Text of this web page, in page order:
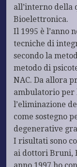
all’interno della
Bioelettronica.
Il 1995 è l’anno
tecniche di
secondo la
metodo di
NAC. Da allora
ambulatorio per
l’eliminazione
come sostegno
degenerative
I risultati sono
ai dottori Bruni,